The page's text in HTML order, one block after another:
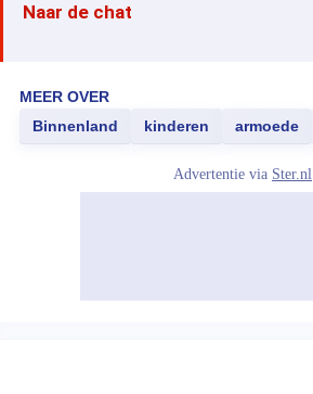
Naar de chat
MEER OVER
Binnenland
kinderen armoede
Advertentie via Ster.nl